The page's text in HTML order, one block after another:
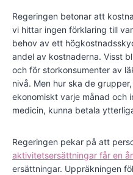
Regeringen betonar att
vi hittar ingen förklaring till
behov av ett
andel av kostnaderna. Visst
och för storkonsumenter av
nivå. Men hur ska de
ekonomiskt varje månad och
medicin, kunna betala
Regeringen pekar på att
aktivitetsersättningar får en
ersättningar. Uppräkningen